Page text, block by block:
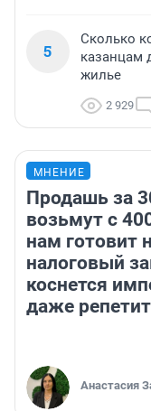
5
Сколько
казанцам
жилье
2 929
МНЕНИЕ
Продашь за
возьмут с
нам готовит
налоговый
коснется
даже
Анастасия